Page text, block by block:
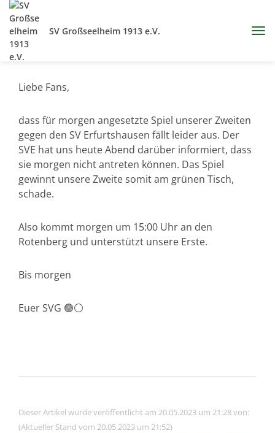
SV Großseelheim 1913 e.V.
Liebe Fans,
dass für morgen angesetzte Spiel unserer Zweiten
gegen den SV Erfurtshausen fällt leider aus. Der
SVE hat uns heute Abend darüber informiert, dass
sie morgen nicht antreten können. Das Spiel
gewinnt unsere Zweite somit am grünen Tisch,
schade.
Also kommt morgen um 15:00 Uhr an den
Rotenberg und unterstützt unsere Erste.
Bis morgen
Euer SVG 🟢⚪️
Dieser Artikel wurde veröffentlicht am 20.05.2023 um 21:28 von:
(Aktueller Stand vom 20.05.2023 um 21:52)